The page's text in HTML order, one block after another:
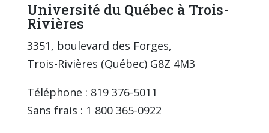
Université du Québec à Trois-
Rivières
3351, boulevard des Forges,
Trois-Rivières (Québec) G8Z 4M3
Téléphone : 819 376-5011
Sans frais : 1 800 365-0922